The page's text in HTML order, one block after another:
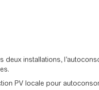
deux installations,
PV locale pour